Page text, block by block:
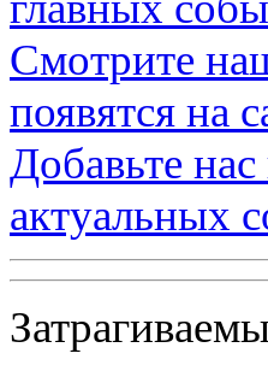
Смотрите
появятся на
Добавьте
актуальных